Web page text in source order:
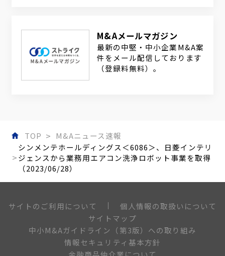
M&Aメールマガジン
最新の中堅・中小企業M&A案
件をメール配信しております
（登録料無料）。
TOP
M&Aニュース速報
シンメンテホールディングス＜6086＞、日菱インテリ
ジェンスから業務用エアコン洗浄ロボット事業を取得
（2023/06/28）
サイトのご利用について
個人情報の取扱いについて
サイトマップ
中小M&Aガイドライン（第3版）への取り組み
情報セキュリティ基本方針